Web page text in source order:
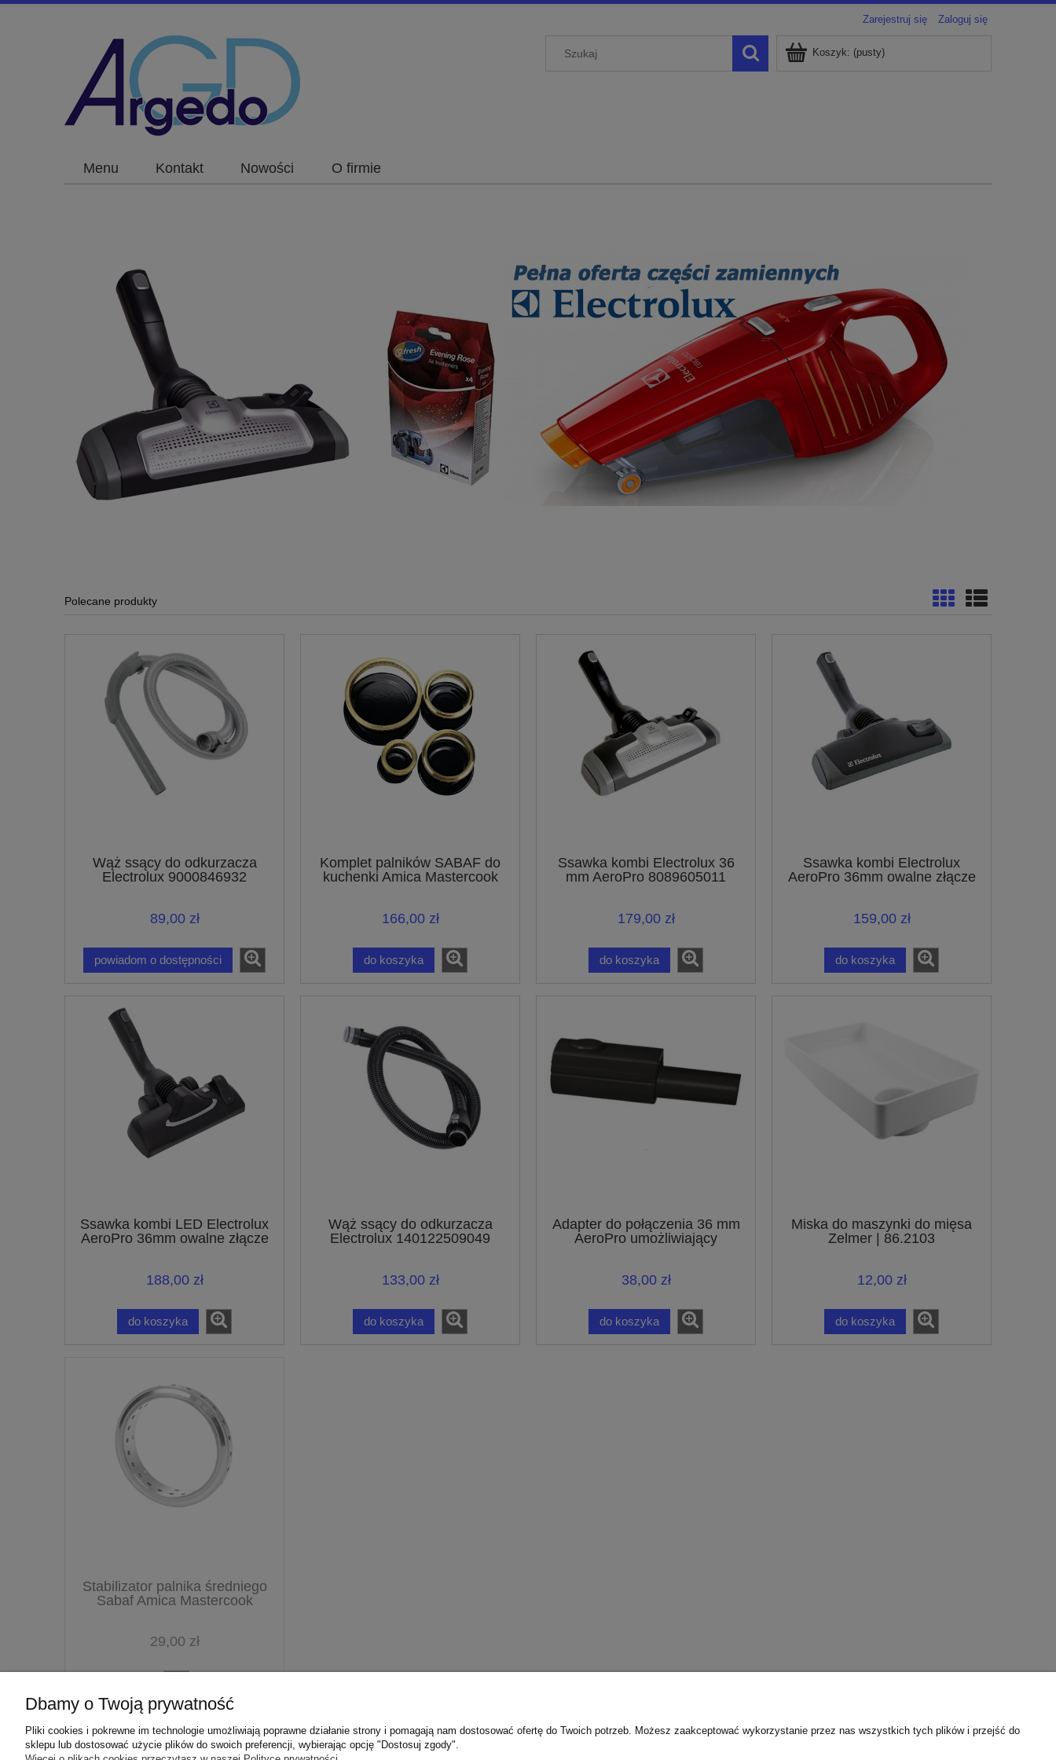
Zarejestruj się Zaloguj się
Koszyk: (pusty)
Menu Kontakt Nowości O firmie
Polecane produkty
Wąż ssący do odkurzacza
Electrolux 9000846932
89,00 zł
powiadom o dostępności
Komplet palników SABAF do
kuchenki Amica Mastercook
166,00 zł
do koszyka
Ssawka kombi Electrolux 36
mm AeroPro 8089605011
179,00 zł
do koszyka
Ssawka kombi Electrolux
AeroPro 36mm owalne złącze
159,00 zł
do koszyka
Ssawka kombi LED Electrolux
AeroPro 36mm owalne złącze
188,00 zł
do koszyka
Wąż ssący do odkurzacza
Electrolux 140122509049
133,00 zł
do koszyka
Adapter do połączenia 36 mm
AeroPro umożliwiający
38,00 zł
do koszyka
Miska do maszynki do mięsa
Zelmer | 86.2103
12,00 zł
do koszyka
Stabilizator palnika średniego
Sabaf Amica Mastercook
29,00 zł
Dbamy o Twoją prywatność
Pliki cookies i pokrewne im technologie umożliwiają poprawne działanie strony i pomagają nam dostosować ofertę do Twoich potrzeb. Możesz zaakceptować wykorzystanie przez nas wszystkich tych plików i przejść do
sklepu lub dostosować użycie plików do swoich preferencji, wybierając opcję "Dostosuj zgody".